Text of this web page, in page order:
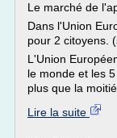
Le marché de
Dans l'Union
pour 2 citoyens.
L'Union
le monde et les
plus que la
Lire la suite